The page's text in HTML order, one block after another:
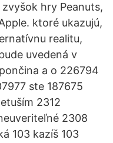
hry Peanuts,
ktoré ukazujú,
realitu,
uvedená v
a o 226794
ste 187675
2312
2308
103 kazíš 103